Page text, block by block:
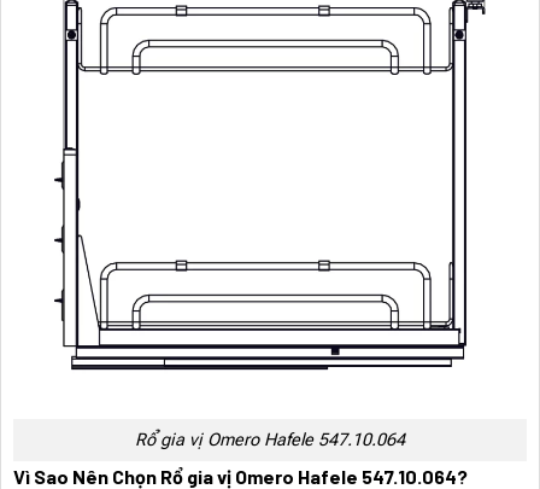
Rổ gia vị Omero Hafele 547.10.064
Vì Sao Nên Chọn Rổ gia vị Omero Hafele 547.10.064?